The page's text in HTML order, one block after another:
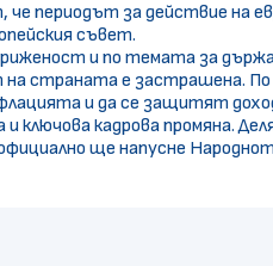
периодът за действие на
съвет.
и по темата за
на страната е застрашена.
и да се защитят
кадрова промяна.
ще напусне